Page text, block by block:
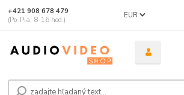
EUR
+421 908 678 479
(Po-Pia, 8-16 hod.)